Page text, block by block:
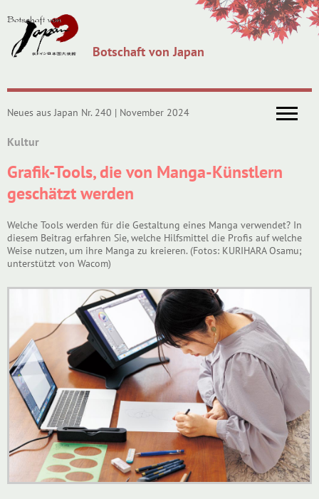
Botschaft von Japan
Neues aus Japan Nr. 240 | November 2024
Kultur
Grafik-Tools, die von Manga-Künstlern
geschätzt werden
Welche Tools werden für die Gestaltung eines Manga verwendet? In
diesem Beitrag erfahren Sie, welche Hilfsmittel die Profis auf welche
Weise nutzen, um ihre Manga zu kreieren. (Fotos: KURIHARA Osamu;
unterstützt von Wacom)